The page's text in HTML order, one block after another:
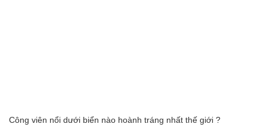
Công viên nổi dưới biển nào hoành tráng nhất thế giới ?